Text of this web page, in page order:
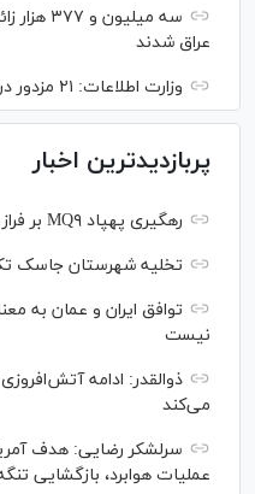
سه
عراق شدند
وزارت اطلاعات: ۲۱ مزدور در کرمان شناسایی و دستگیر شدند
پربازدیدترین اخبار
رهگیری پهپاد MQ۹ بر فراز تنگه هرمز
تخلیه شهرستان جاسک
توافق ایران و عمان به
نیست
ذوالقدر: ادامه
می‌کند
سرلشکر رضایی: هدف
عملیات هوابرد، بازگشایی